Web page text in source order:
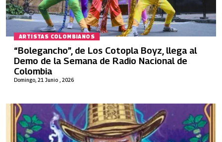
ARTISTAS COLOMBIANOS
Domingo, 21 Junio , 2026
“Bolegancho”, de Los Cotopla Boyz, llega al
Demo de la Semana de Radio Nacional de
Colombia